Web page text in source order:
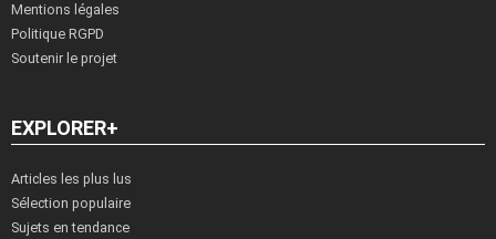
Mentions légales
Politique RGPD
Soutenir le projet
EXPLORER+
Articles les plus lus
Sélection populaire
Sujets en tendance